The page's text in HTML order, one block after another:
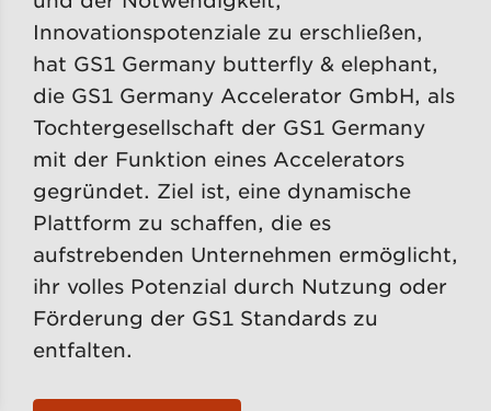
Innovationspotenziale zu erschließen,
hat GS1 Germany butterfly & elephant,
die GS1 Germany Accelerator GmbH, als
Tochtergesellschaft der GS1 Germany
mit der Funktion eines Accelerators
gegründet. Ziel ist, eine dynamische
Plattform zu schaffen, die es
aufstrebenden Unternehmen ermöglicht,
ihr volles Potenzial durch Nutzung oder
Förderung der GS1 Standards zu
entfalten.